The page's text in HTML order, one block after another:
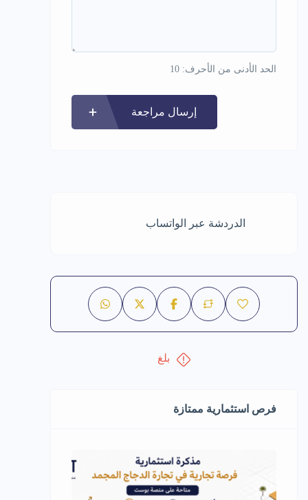
الحد الأدنى من الأحرف: 10
إرسال مراجعة
الدردشة عبر الواتساب
بلغ
فرص استثمارية ممتازة